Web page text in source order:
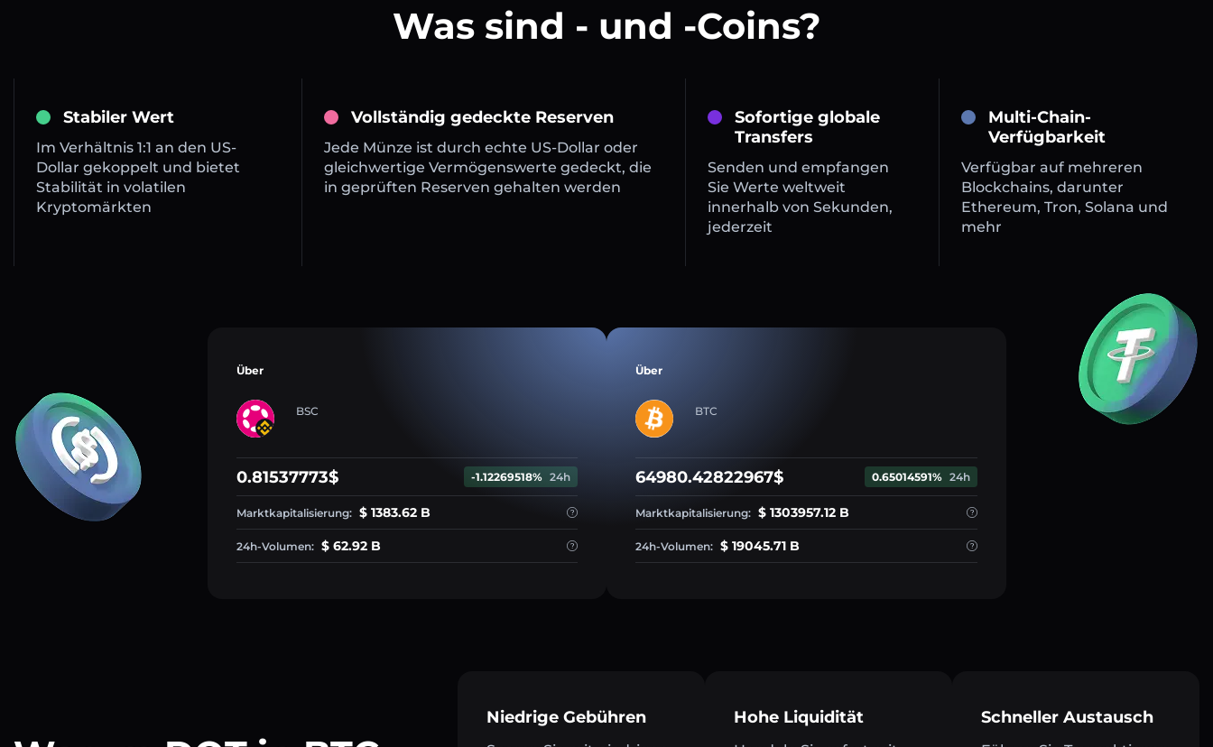
Was sind - und -Coins?
Stabiler Wert
Im Verhältnis 1:1 an den US-
Dollar gekoppelt und bietet
Stabilität in volatilen
Kryptomärkten
Vollständig gedeckte Reserven
Jede Münze ist durch echte US-Dollar oder
gleichwertige Vermögenswerte gedeckt, die
in geprüften Reserven gehalten werden
Sofortige globale
Transfers
Senden und empfangen
Sie Werte weltweit
innerhalb von Sekunden,
jederzeit
Multi-Chain-
Verfügbarkeit
Verfügbar auf mehreren
Blockchains, darunter
Ethereum, Tron, Solana und
mehr
Über
BSC
0.81537773$ -1.12269518% 24h
Marktkapitalisierung: $ 1383.62 B
24h-Volumen: $ 62.92 B
Über
BTC
64980.42822967$ 0.65014591% 24h
Marktkapitalisierung: $ 1303957.12 B
24h-Volumen: $ 19045.71 B
Niedrige Gebühren Hohe Liquidität Schneller Austausch